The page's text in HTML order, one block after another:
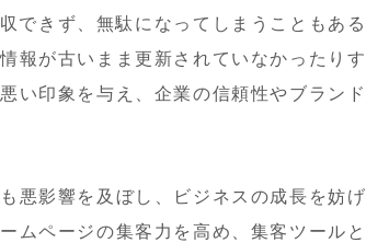
できず、無駄になってしまうこともあ
報が古いまま更新されていなかったりす
い印象を与え、企業の信頼性やブランド
悪影響を及ぼし、ビジネスの成長を妨げ
ムページの集客力を高め、集客ツールと